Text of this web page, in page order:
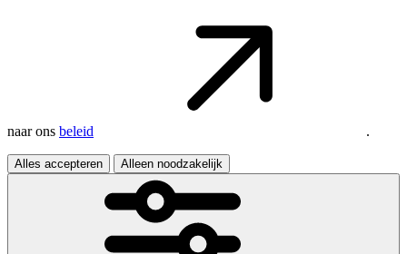
naar ons beleid .
Alles accepteren Alleen noodzakelijk